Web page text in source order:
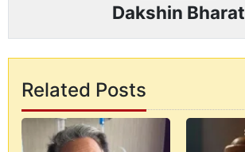
Dakshin Bharat
Related Posts